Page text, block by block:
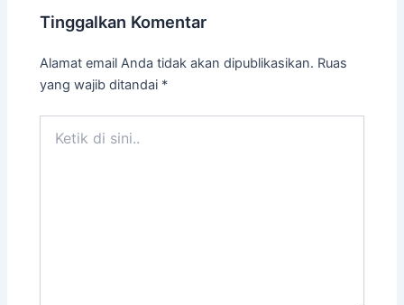
Tinggalkan Komentar
Alamat email Anda tidak akan dipublikasikan. Ruas
yang wajib ditandai *